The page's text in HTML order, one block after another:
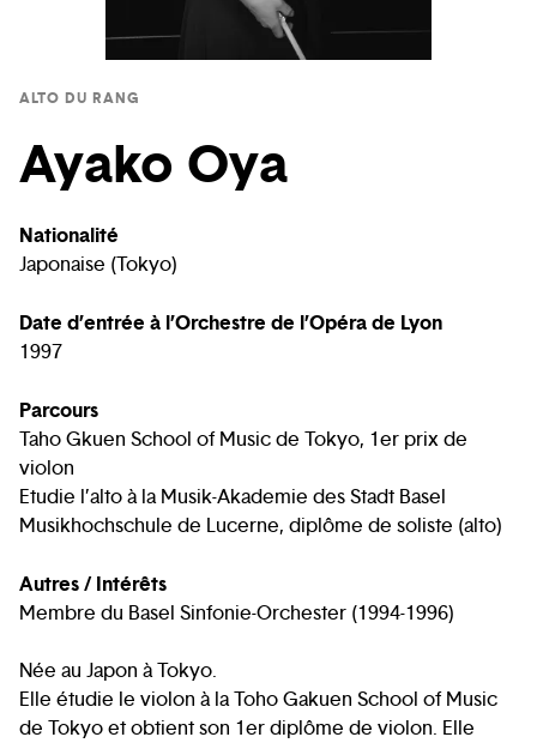
ALTO DU RANG
Ayako Oya
Nationalité
Japonaise (Tokyo)
Date d’entrée à l’Orchestre de l’Opéra de Lyon
1997
Parcours
Taho Gkuen School of Music de Tokyo, 1er prix de
violon
Etudie l’alto à la Musik-Akademie des Stadt Basel
Musikhochschule de Lucerne, diplôme de soliste (alto)
Autres / Intérêts
Membre du Basel Sinfonie-Orchester (1994-1996)
Née au Japon à Tokyo.
Elle étudie le violon à la Toho Gakuen School of Music
de Tokyo et obtient son 1er diplôme de violon. Elle